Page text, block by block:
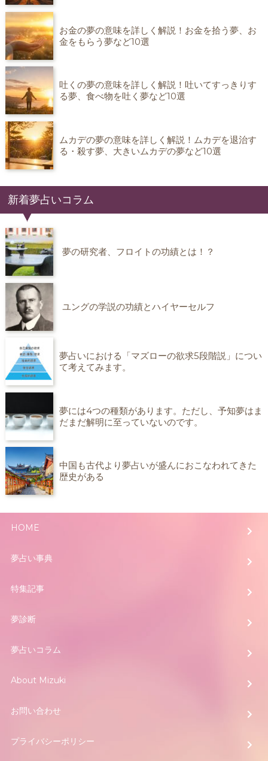
お金の夢の意味を詳しく解説！お金を拾う夢、お
金をもらう夢など10選
吐くの夢の意味を詳しく解説！吐いてすっきりす
る夢、食べ物を吐く夢など10選
ムカデの夢の意味を詳しく解説！ムカデを退治す
る・殺す夢、大きいムカデの夢など10選
新着夢占いコラム
夢の研究者、フロイトの功績とは！？
ユングの学説の功績とハイヤーセルフ
夢占いにおける「マズローの欲求5段階説」につい
て考えてみます。
夢には4つの種類があります。ただし、予知夢はま
だまだ解明に至っていないのです。
中国も古代より夢占いが盛んにおこなわれてきた
歴史がある
HOME
夢占い事典
特集記事
夢診断
夢占いコラム
About Mizuki
お問い合わせ
プライバシーポリシー